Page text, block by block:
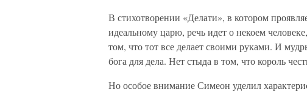
В стихотворении «Делати», в котором
идеальному царю, речь идет о некоем
том, что тот все делает своими руками. И
бога для дела. Нет стыда в том, что король
Но особое внимание Симеон уделил